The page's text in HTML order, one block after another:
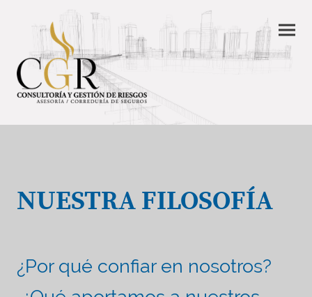
NUESTRA FILOSOFÍA
¿Por qué confiar en nosotros?